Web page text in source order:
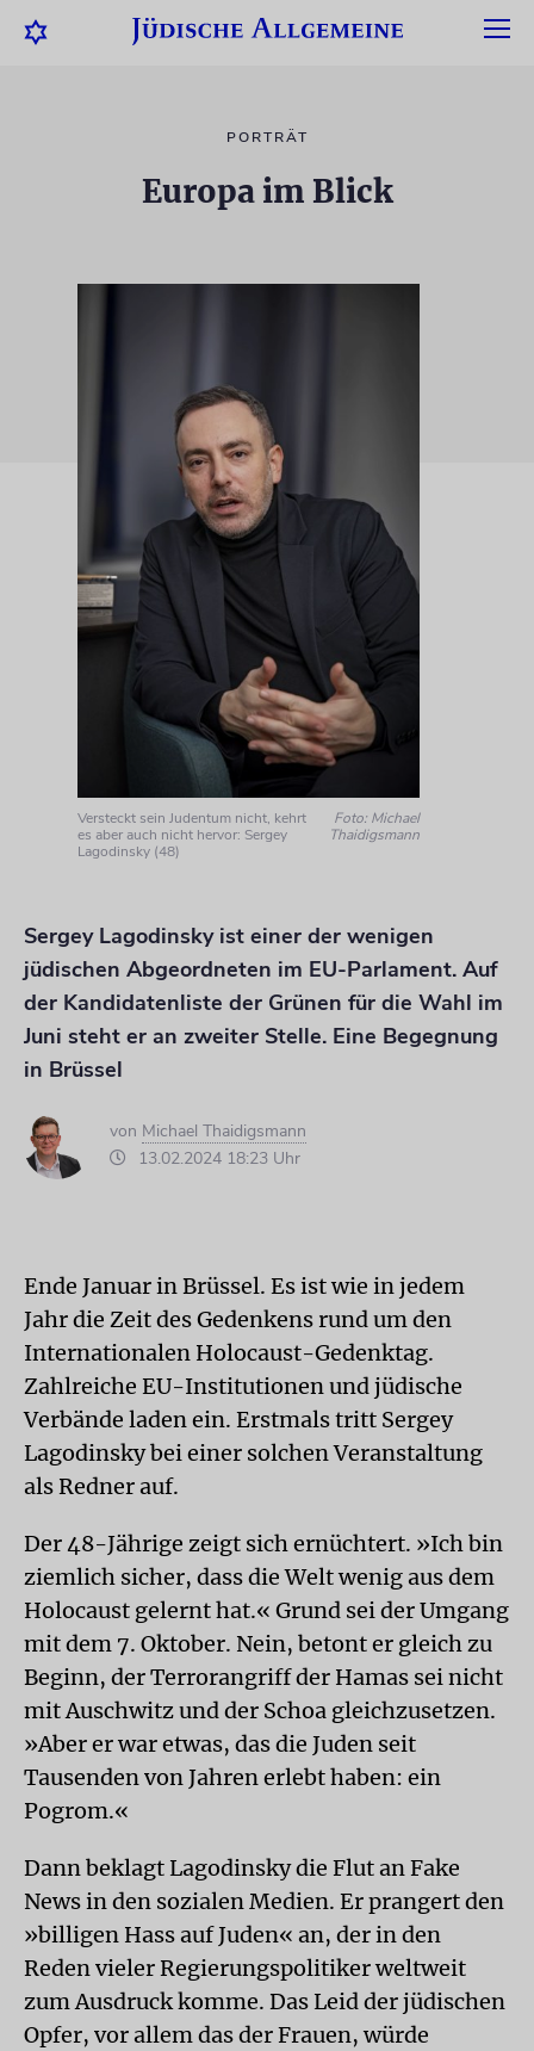
PORTRÄT
Europa im Blick
Versteckt sein Judentum nicht, kehrt
es aber auch nicht hervor: Sergey
Lagodinsky (48)
Foto: Michael
Thaidigsmann
Sergey Lagodinsky ist einer der wenigen
jüdischen Abgeordneten im EU-Parlament. Auf
der Kandidatenliste der Grünen für die Wahl im
Juni steht er an zweiter Stelle. Eine Begegnung
in Brüssel
von Michael Thaidigsmann
13.02.2024 18:23 Uhr
Ende Januar in Brüssel. Es ist wie in jedem
Jahr die Zeit des Gedenkens rund um den
Internationalen Holocaust-Gedenktag.
Zahlreiche EU-Institutionen und jüdische
Verbände laden ein. Erstmals tritt Sergey
Lagodinsky bei einer solchen Veranstaltung
als Redner auf.
Der 48-Jährige zeigt sich ernüchtert. »Ich bin
ziemlich sicher, dass die Welt wenig aus dem
Holocaust gelernt hat.« Grund sei der Umgang
mit dem 7. Oktober. Nein, betont er gleich zu
Beginn, der Terrorangriff der Hamas sei nicht
mit Auschwitz und der Schoa gleichzusetzen.
»Aber er war etwas, das die Juden seit
Tausenden von Jahren erlebt haben: ein
Pogrom.«
Dann beklagt Lagodinsky die Flut an Fake
News in den sozialen Medien. Er prangert den
»billigen Hass auf Juden« an, der in den
Reden vieler Regierungspolitiker weltweit
zum Ausdruck komme. Das Leid der jüdischen
Opfer, vor allem das der Frauen, würde